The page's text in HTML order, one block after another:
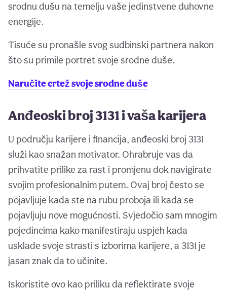
srodnu dušu na temelju vaše jedinstvene duhovne
energije.
Tisuće su pronašle svog sudbinski partnera nakon
što su primile portret svoje srodne duše.
Naručite crtež svoje srodne duše
Anđeoski broj 3131 i vaša karijera
U području karijere i financija, anđeoski broj 3131
služi kao snažan motivator. Ohrabruje vas da
prihvatite prilike za rast i promjenu dok navigirate
svojim profesionalnim putem. Ovaj broj često se
pojavljuje kada ste na rubu proboja ili kada se
pojavljuju nove mogućnosti. Svjedočio sam mnogim
pojedincima kako manifestiraju uspjeh kada
usklade svoje strasti s izborima karijere, a 3131 je
jasan znak da to učinite.
Iskoristite ovo kao priliku da reflektirate svoje